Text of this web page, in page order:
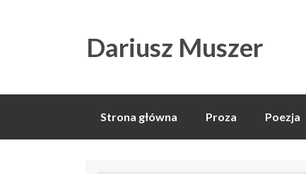
Dariusz Muszer
Skip
Strona główna Proza Poezja